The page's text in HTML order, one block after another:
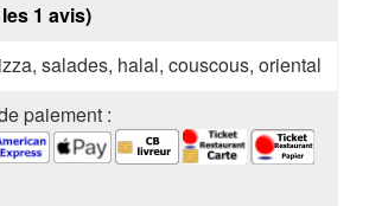
1 avis)
salades, halal, couscous, oriental
paiement :